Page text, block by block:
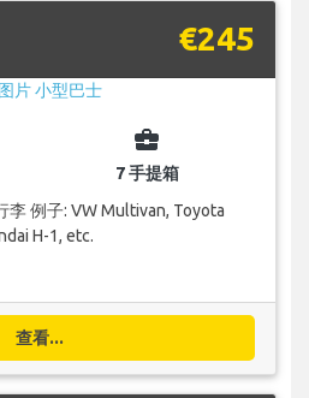
€245
business_center
7 手提箱
李 例子: VW Multivan, Toyota
H-1, etc.
查看...